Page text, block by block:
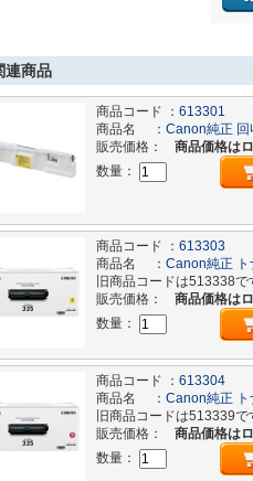
連商品
商品コード ： 613301
商品名 ： Canon純正 回
販売価格：
商品価格は
数量：
商品コード ： 613303
商品名 ： Canon純正
旧商品コードは513338で
販売価格：
商品価格は
数量：
商品コード ： 613304
商品名 ： Canon純正 ト
旧商品コードは513339で
販売価格：
商品価格は
数量：